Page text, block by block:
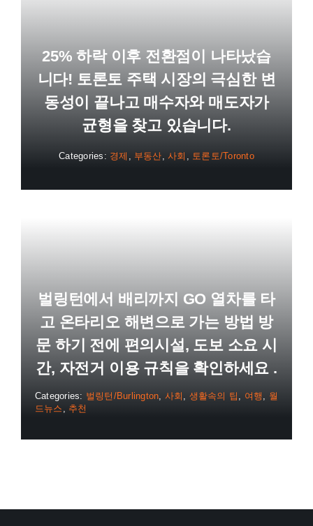
25% 하락 이후 전환점이 나타났습
니다! 토론토 주택 시장의 극심한 변
동성이 끝나고 매수자와 매도자가
균형을 찾고 있습니다.
Categories: 경제 , 부동산,사회 , 토론토/Toronto
벌링턴에서 배리까지 GO 열차를 타
고 온타리오 해변으로 가는 방법 방
문 하기 전에 편의시설, 도보 소요 시
간, 자전거 이용 규칙을 확인하세요 .
Categories: 벌링턴/Burlington 사회 생활속의 팁 여행
월
드뉴스
추천